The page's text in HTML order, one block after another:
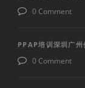
0 Comment
PPAP培训深圳广
0 Comment